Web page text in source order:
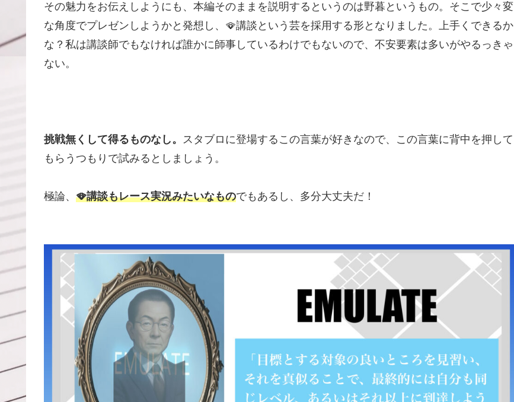
その魅力をお伝えしようにも、本編そのままを説明するというのは野暮というもの。そこで少々変
な角度でプレゼンしようかと発想し、🪭講談という芸を採用する形となりました。上手くできるか
な？私は講談師でもなければ誰かに師事しているわけでもないので、不安要素は多いがやるっきゃ
ない。
挑戦無くして得るものなし。 スタブロに登場するこの言葉が好きなので、この言葉に背中を押して
もらうつもりで試みるとしましょう。
極論、 🪭講談もレース実況みたいなものでもあるし、多分大丈夫だ！